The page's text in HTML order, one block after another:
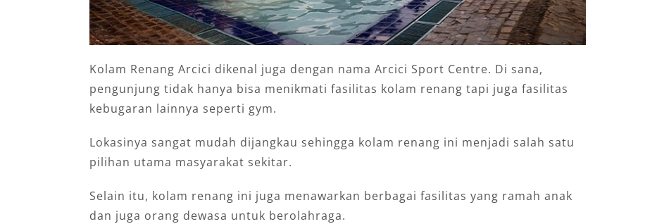
Kolam Renang Arcici dikenal juga dengan nama Arcici Sport Centre. Di sana,
pengunjung tidak hanya bisa menikmati fasilitas kolam renang tapi juga fasilitas
kebugaran lainnya seperti gym.
Lokasinya sangat mudah dijangkau sehingga kolam renang ini menjadi salah satu
pilihan utama masyarakat sekitar.
Selain itu, kolam renang ini juga menawarkan berbagai fasilitas yang ramah anak
dan juga orang dewasa untuk berolahraga.